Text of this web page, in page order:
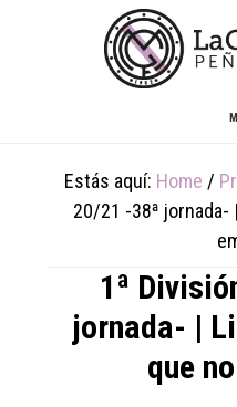
Estás aquí: Home /
20/21 -38ª jornada-
1ª
jornada- |
que